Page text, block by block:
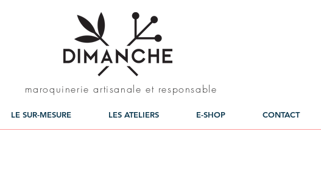
maroquinerie artisanale et responsable
LE SUR-MESURE LES ATELIERS E-SHOP CONTACT